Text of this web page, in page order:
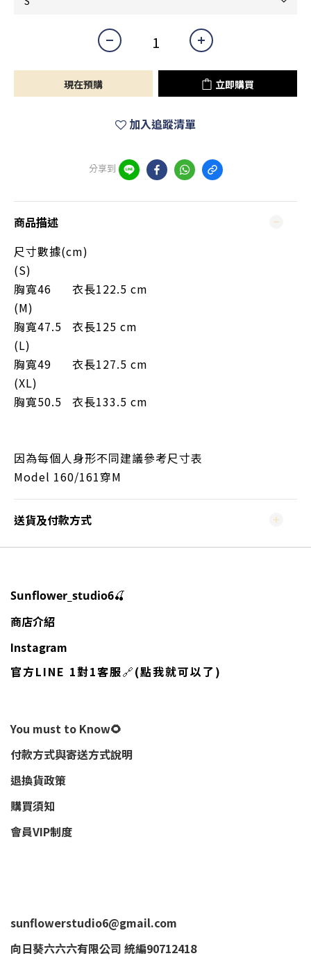
現在預購 立即購買
加入追蹤清單
分享到
商品描述
尺寸數據(cm)
(S)
胸寬46 衣長122.5 cm
(M)
胸寬47.5 衣長125 cm
(L)
胸寬49 衣長127.5 cm
(XL)
胸寬50.5 衣長133.5 cm
因為每個人身形不同建議參考尺寸表
Model 160/161穿M
送貨及付款方式
Sunflower_studio6🍒
商店介紹
Instagram
官方LINE 1對1客服🔗(點我就可以了)
You must to Know🌻
付款方式與寄送方式說明
退換貨政策
購買須知
會員VIP制度
sunflowerstudio6@gmail.com
向日葵六六六有限公司 統編90712418